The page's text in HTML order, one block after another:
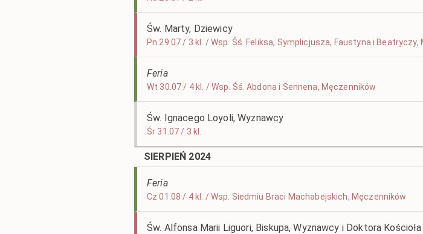
Św. Marty, Dziewicy
Pn 29.07 / 3 kl. / Wsp. Śś. Feliksa, Symplicjusza, Faustyna i Beatryczy,
Feria
Wt 30.07 / 4 kl. / Wsp. Śś. Abdona i Sennena, Męczenników
Św. Ignacego Loyoli, Wyznawcy
Śr 31.07 / 3 kl.
SIERPIEŃ 2024
Feria
Cz 01.08 / 4 kl. / Wsp. Siedmiu Braci Machabejskich, Męczenników
Św. Alfonsa Marii Liguori, Biskupa, Wyznawcy i Doktora Kościoła